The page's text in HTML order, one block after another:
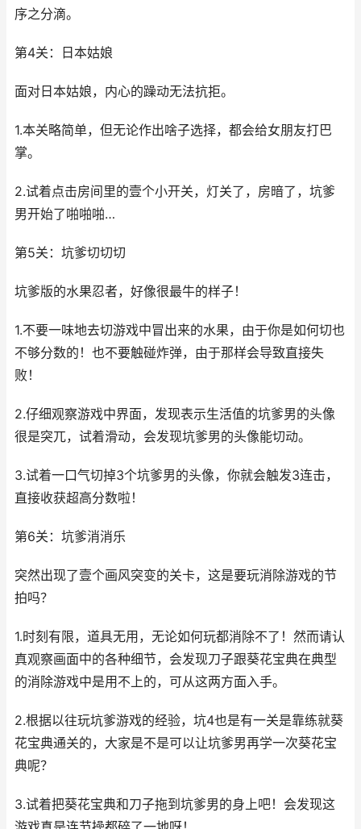
序之分滴。
第4关：日本姑娘
面对日本姑娘，内心的躁动无法抗拒。
1.本关略简单，但无论作出啥子选择，都会给女朋友打巴
掌。
2.试着点击房间里的壹个小开关，灯关了，房暗了，坑爹
男开始了啪啪啪…
第5关：坑爹切切切
坑爹版的水果忍者，好像很最牛的样子！
1.不要一味地去切游戏中冒出来的水果，由于你是如何切也
不够分数的！也不要触碰炸弹，由于那样会导致直接失
败！
2.仔细观察游戏中界面，发现表示生活值的坑爹男的头像
很是突兀，试着滑动，会发现坑爹男的头像能切动。
3.试着一口气切掉3个坑爹男的头像，你就会触发3连击，
直接收获超高分数啦！
第6关：坑爹消消乐
突然出现了壹个画风突变的关卡，这是要玩消除游戏的节
拍吗？
1.时刻有限，道具无用，无论如何玩都消除不了！然而请认
真观察画面中的各种细节，会发现刀子跟葵花宝典在典型
的消除游戏中是用不上的，可从这两方面入手。
2.根据以往玩坑爹游戏的经验，坑4也是有一关是靠练就葵
花宝典通关的，大家是不是可以让坑爹男再学一次葵花宝
典呢？
3.试着把葵花宝典和刀子拖到坑爹男的身上吧！会发现这